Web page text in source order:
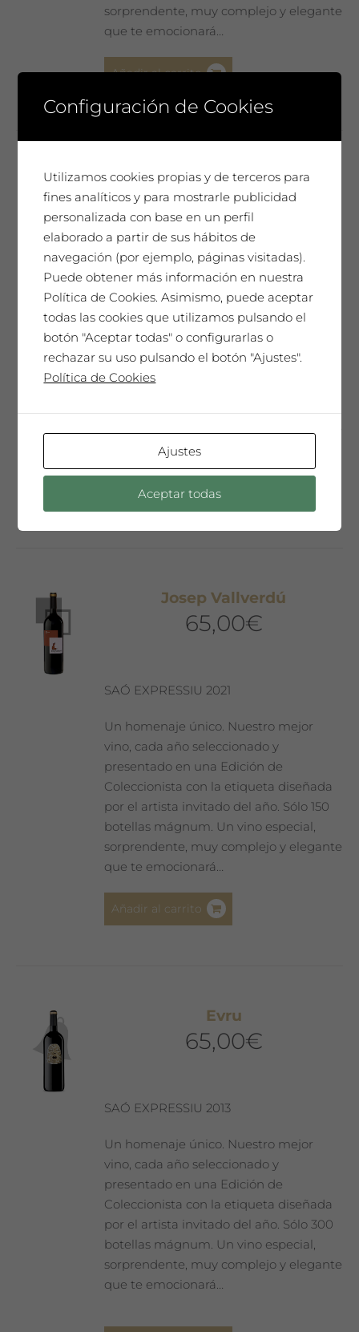
sorprendente, muy complejo y elegante
que te emocionará…
Añadir al carrito
Cristina Mejías
65,00€
SAÓ EXPRESSIU 2021
Un homenaje único. Nuestro mejor
vino, cada año seleccionado y
presentado en una Edición de
Coleccionista con la etiqueta diseñada
por el artista invitado del año. Sólo 150
que te emocionará…
Añadir al carrito
Josep Vallverdú
65,00€
SAÓ EXPRESSIU 2021
Un homenaje único. Nuestro mejor
vino, cada año seleccionado y
presentado en una Edición de
Coleccionista con la etiqueta diseñada
por el artista invitado del año. Sólo 150
botellas mágnum. Un vino especial,
sorprendente, muy complejo y elegante
que te emocionará…
Añadir al carrito
Evru
65,00€
SAÓ EXPRESSIU 2013
Un homenaje único. Nuestro mejor
vino, cada año seleccionado y
presentado en una Edición de
Coleccionista con la etiqueta diseñada
por el artista invitado del año. Sólo 300
botellas mágnum. Un vino especial,
sorprendente, muy complejo y elegante
que te emocionará…
Configuración de Cookies
Utilizamos cookies propias y de terceros para
fines analíticos y para mostrarle publicidad
personalizada con base en un perfil
elaborado a partir de sus hábitos de
navegación (por ejemplo, páginas visitadas).
Puede obtener más información en nuestra
Política de Cookies. Asimismo, puede aceptar
todas las cookies que utilizamos pulsando el
botón "Aceptar todas" o configurarlas o
rechazar su uso pulsando el botón "Ajustes".
Política de Cookies
Ajustes
Aceptar todas